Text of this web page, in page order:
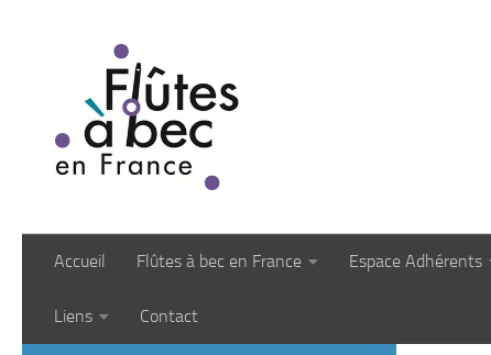
Accueil Flûtes à bec en France Espace Adhérents
Liens Contact